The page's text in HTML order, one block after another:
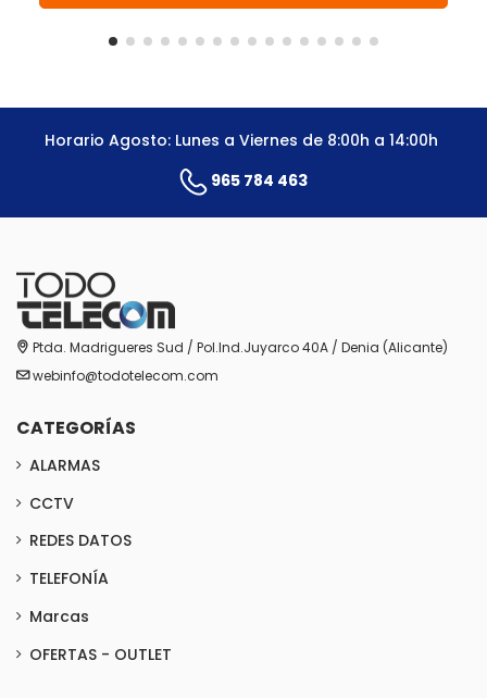
Horario Agosto: Lunes a Viernes de 8:00h a 14:00h
965 784 463
Ptda. Madrigueres Sud / Pol.Ind.Juyarco 40A / Denia (Alicante)
webinfo@todotelecom.com
CATEGORÍAS
ALARMAS
CCTV
REDES DATOS
TELEFONÍA
Marcas
OFERTAS - OUTLET